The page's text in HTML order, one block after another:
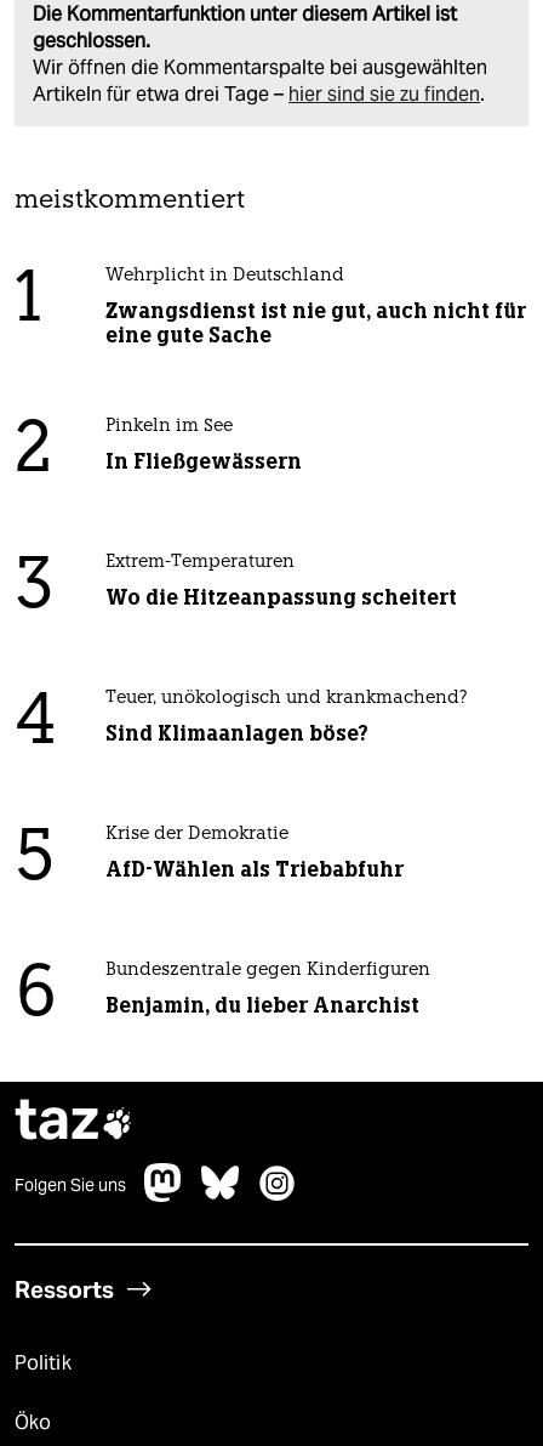
Die Kommentarfunktion unter diesem Artikel ist
geschlossen.
Wir öffnen die Kommentarspalte bei ausgewählten
Artikeln für etwa drei Tage – hier sind sie zu finden.
meistkommentiert
1 Wehrplicht in Deutschland
Zwangsdienst ist nie gut, auch nicht für
eine gute Sache
2 Pinkeln im See
In Fließgewässern
3 Extrem-Temperaturen
Wo die Hitzeanpassung scheitert
4 Teuer, unökologisch und krankmachend?
Sind Klimaanlagen böse?
5 Krise der Demokratie
AfD-Wählen als Triebabfuhr
6 Bundeszentrale gegen Kinderfiguren
Benjamin, du lieber Anarchist
taz
Folgen Sie uns
Ressorts
Politik
Öko